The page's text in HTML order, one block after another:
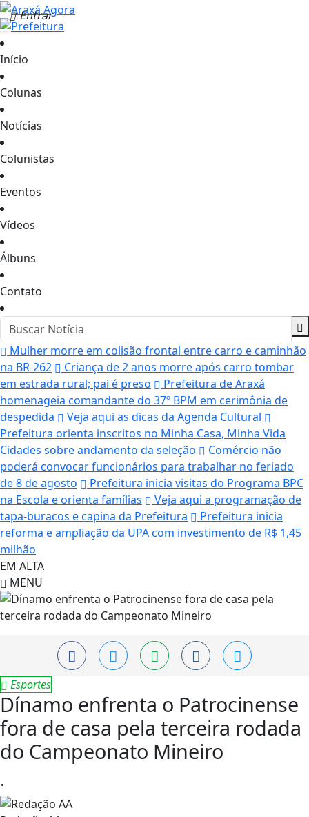
Entrar
Início
Colunas
Notícias
Colunistas
Eventos
Vídeos
Álbuns
Contato
Mulher morre em colisão frontal entre carro e caminhão
na BR-262
Criança de 2 anos morre após carro tombar
em estrada rural; pai é preso
Prefeitura de Araxá
homenageia comandante do 37º BPM em cerimônia de
despedida
Veja aqui as dicas da Agenda Cultural
Prefeitura orienta inscritos no Minha Casa, Minha Vida
Cidades sobre andamento da seleção
Comércio não
poderá convocar funcionários para trabalhar no feriado
de 8 de agosto
Prefeitura inicia visitas do Programa BPC
na Escola e orienta famílias
Veja aqui a programação de
tapa-buracos e capina da Prefeitura
Prefeitura inicia
reforma e ampliação da UPA com investimento de R$ 1,45
milhão
EM ALTA
MENU
Esportes
Dínamo enfrenta o Patrocinense
fora de casa pela terceira rodada
do Campeonato Mineiro
.